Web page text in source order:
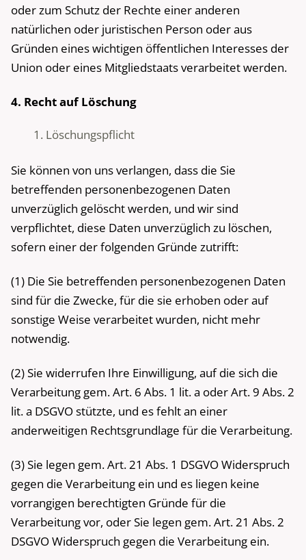
oder zum Schutz der Rechte einer anderen
natürlichen oder juristischen Person oder aus
Gründen eines wichtigen öffentlichen Interesses der
Union oder eines Mitgliedstaats verarbeitet werden.
4. Recht auf Löschung
Löschungspflicht
Sie können von uns verlangen, dass die Sie
betreffenden personenbezogenen Daten
unverzüglich gelöscht werden, und wir sind
verpflichtet, diese Daten unverzüglich zu löschen,
sofern einer der folgenden Gründe zutrifft:
(1) Die Sie betreffenden personenbezogenen Daten
sind für die Zwecke, für die sie erhoben oder auf
sonstige Weise verarbeitet wurden, nicht mehr
notwendig.
(2) Sie widerrufen Ihre Einwilligung, auf die sich die
Verarbeitung gem. Art. 6 Abs. 1 lit. a oder Art. 9 Abs. 2
lit. a DSGVO stützte, und es fehlt an einer
anderweitigen Rechtsgrundlage für die Verarbeitung.
(3) Sie legen gem. Art. 21 Abs. 1 DSGVO Widerspruch
gegen die Verarbeitung ein und es liegen keine
vorrangigen berechtigten Gründe für die
Verarbeitung vor, oder Sie legen gem. Art. 21 Abs. 2
DSGVO Widerspruch gegen die Verarbeitung ein.